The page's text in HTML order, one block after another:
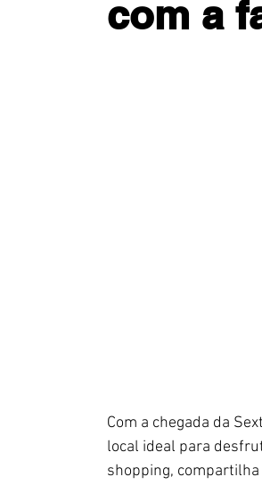
com a
Com a chegada da
local ideal para
shopping,